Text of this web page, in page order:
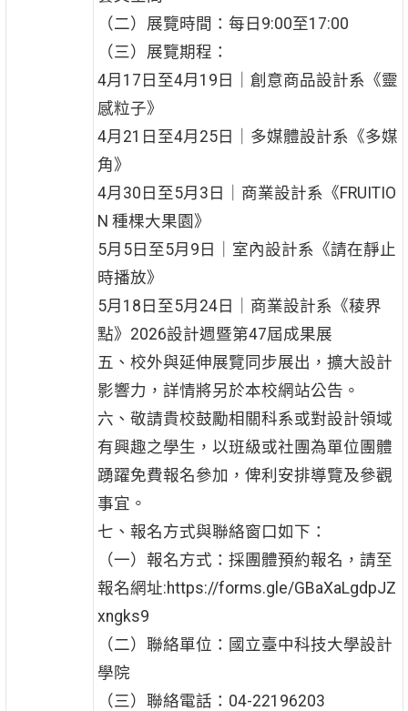
（二）展覽時間：每日9:00至17:00
（三）展覽期程：
4月17日至4月19日｜創意商品設計系《靈
感粒子》
4月21日至4月25日｜多媒體設計系《多媒
角》
4月30日至5月3日｜商業設計系《FRUITIO
N 種棵大果園》
5月5日至5月9日｜室內設計系《請在靜止
時播放》
5月18日至5月24日｜商業設計系《稜界
點》2026設計週暨第47屆成果展
五、校外與延伸展覽同步展出，擴大設計
影響力，詳情將另於本校網站公告。
六、敬請貴校鼓勵相關科系或對設計領域
有興趣之學生，以班級或社團為單位團體
踴躍免費報名參加，俾利安排導覽及參觀
事宜。
七、報名方式與聯絡窗口如下：
（一）報名方式：採團體預約報名，請至
報名網址:https://forms.gle/GBaXaLgdpJZ
xngks9
（二）聯絡單位：國立臺中科技大學設計
學院
（三）聯絡電話：04-22196203